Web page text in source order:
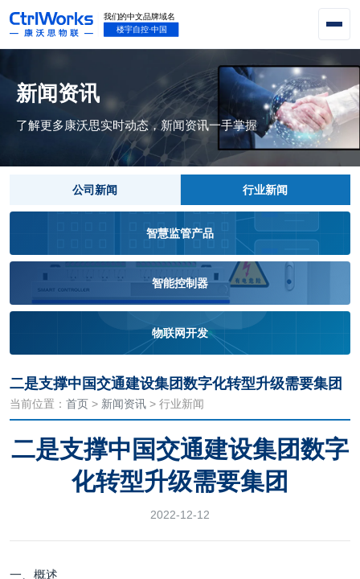
新闻资讯
了解更多康沃思实时动态，新闻资讯一手掌握
公司新闻 行业新闻
智慧监管产品
智能控制器
物联网开发
二是支撑中国交通建设集团数字化转型升级需要集团
当前位置： 首页 > 新闻资讯 > 行业新闻
二是支撑中国交通建设集团数字
化转型升级需要集团
2022-12-12
一、概述